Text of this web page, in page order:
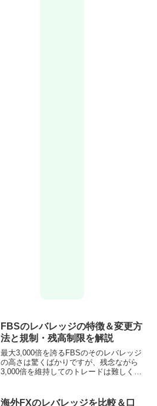
FBSのレバレッジの特徴＆変更方
法と規制・残高制限を解説
最大3,000倍を誇るFBSのそのレバレッジ
の高さは驚くばかりですが、残念ながら
3,000倍を維持してのトレードは難しく、
ここではFBSのレバレッジの変更方法か
海外FXのレバレッジを比較＆口